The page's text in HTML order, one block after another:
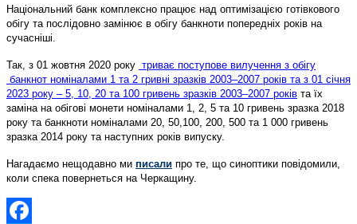
Національний банк комплексно працює над оптимізацією готівкового
обігу та послідовно замінює в обігу банкноти попередніх років на
сучасніші.
Так, з 01 жовтня 2020 року триває поступове вилучення з обігу
банкнот номіналами 1 та 2 гривні зразків 2003–2007 років та з 01 січня
2023 року – 5, 10, 20 та 100 гривень зразків 2003–2007 років та їх
заміна на обігові монети номіналами 1, 2, 5 та 10 гривень зразка 2018
року та банкноти номіналами 20, 50,100, 200, 500 та 1 000 гривень
зразка 2014 року та наступних років випуску.
Нагадаємо нещодавно ми писали про те, що синоптики повідомили,
коли спека повернеться на Черкащину.